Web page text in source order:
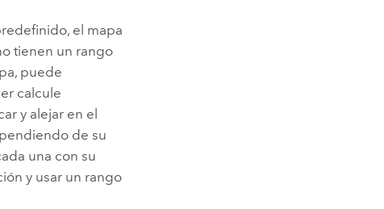
el mapa
tienen un rango
puede
calcule
y alejar en el
de su
una con su
y usar un rango